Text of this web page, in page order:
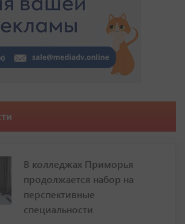
В колледжах Приморья
продолжается набор на
перспективные
специальности